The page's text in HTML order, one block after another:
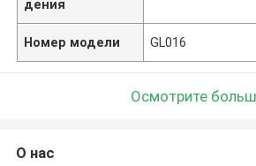
дения
Номер модели GL016
Осмотрите
О нас